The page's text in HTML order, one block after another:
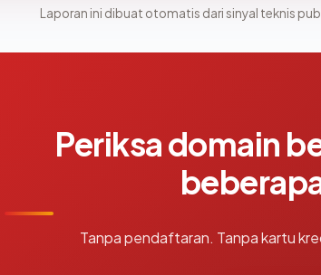
Laporan ini dibuat otomatis dari sinyal teknis
Periksa domain
Tanpa pendaftaran. Tanpa kartu